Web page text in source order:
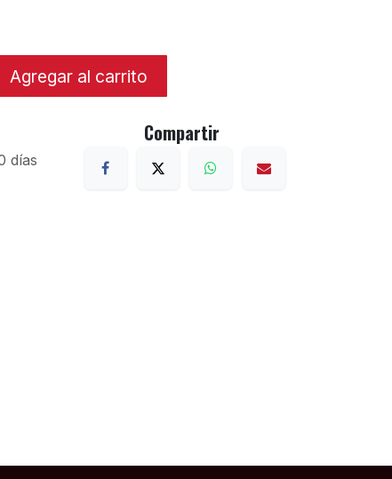
Agregar al carrito
días
Compartir